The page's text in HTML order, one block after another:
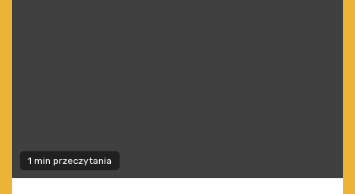
1 min przeczytania